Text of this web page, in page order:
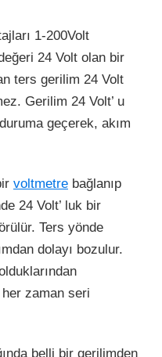
1-200Volt
24 Volt olan bir
ters gerilim 24 Volt
Gerilim 24 Volt’ u
geçerek, akım
voltmetre bağlanıp
24 Volt’ luk bir
Ters yönde
dolayı bozulur.
zaman seri
belli bir gerilimden